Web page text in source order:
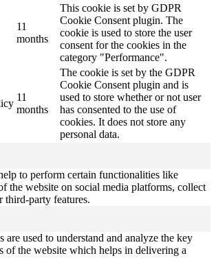
11
months
This cookie is set by GDPR
Cookie Consent plugin. The
cookie is used to store the user
consent for the cookies in the
category "Performance".
11
months
The cookie is set by the GDPR
Cookie Consent plugin and is
used to store whether or not user
has consented to the use of
cookies. It does not store any
personal data.
to perform certain functionalities like
the website on social media platforms, collect
third-party features.
are used to understand and analyze the key
of the website which helps in delivering a